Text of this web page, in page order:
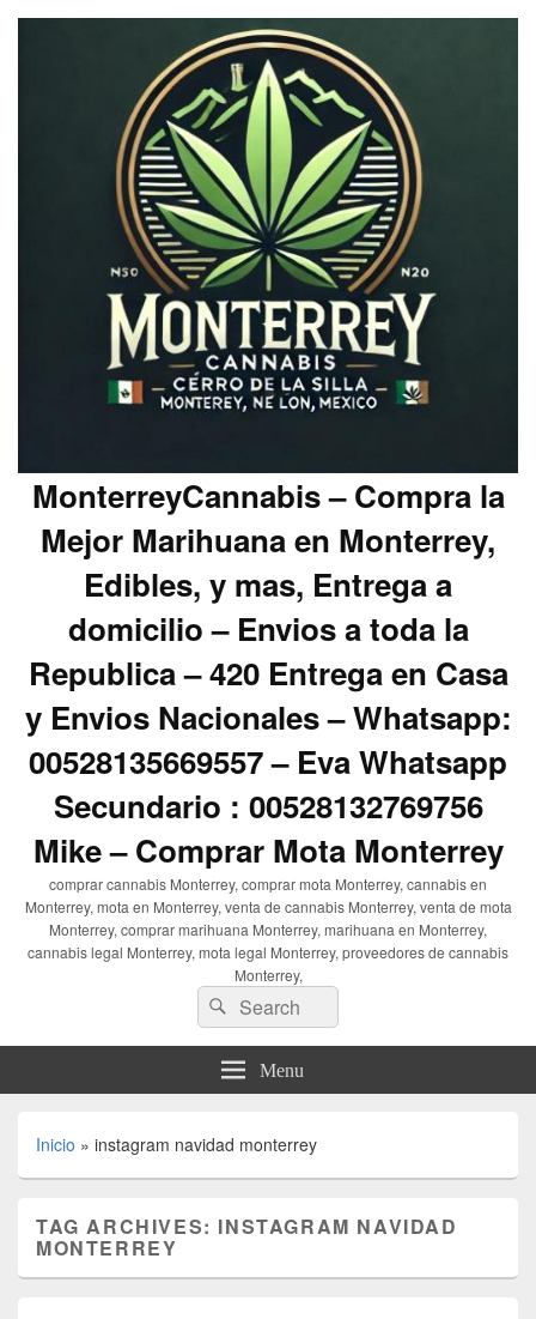
MonterreyCannabis – Compra la
Mejor Marihuana en Monterrey,
Edibles, y mas, Entrega a
domicilio – Envios a toda la
Republica – 420 Entrega en Casa
y Envios Nacionales – Whatsapp:
00528135669557 – Eva Whatsapp
Secundario : 00528132769756
Mike – Comprar Mota Monterrey
comprar cannabis Monterrey, comprar mota Monterrey, cannabis en
Monterrey, mota en Monterrey, venta de cannabis Monterrey, venta de mota
Monterrey, comprar marihuana Monterrey, marihuana en Monterrey,
cannabis legal Monterrey, mota legal Monterrey, proveedores de cannabis
Monterrey,
Search
for:
Search
Menu
Inicio » instagram navidad monterrey
TAG ARCHIVES: INSTAGRAM NAVIDAD
MONTERREY